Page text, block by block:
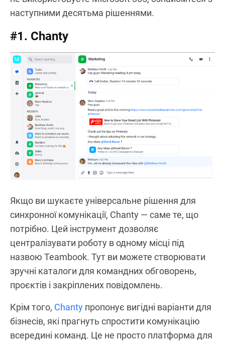
наступними десятьма рішеннями.
#1. Chanty
Якщо ви шукаєте універсальне рішення для
синхронної комунікації, Chanty — саме те, що
потрібно. Цей інструмент дозволяє
централізувати роботу в одному місці під
назвою Teambook. Тут ви можете створювати
зручні каталоги для командних обговорень,
проєктів і закріплених повідомлень.
Крім того, Chanty пропонує вигідні варіанти для
бізнесів, які прагнуть спростити комунікацію
всередині команд. Це не просто платформа для